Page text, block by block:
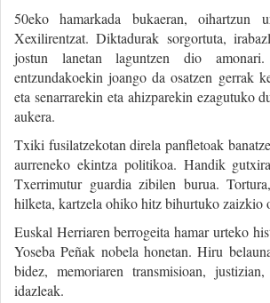
50eko hamarkada bukaeran, oihartzun
Xexilirentzat. Diktadurak sorgortuta,
jostun lanetan laguntzen dio
entzundakoekin joango da osatzen gerrak
eta senarrarekin eta ahizparekin ezagutuko
aukera.
Txiki fusilatzekotan direla panfletoak
aurreneko ekintza politikoa. Handik
Txerrimutur guardia zibilen burua.
hilketa, kartzela ohiko hitz bihurtuko zaizkio
Euskal Herriaren berrogeita hamar urteko
Yoseba Peñak nobela honetan. Hiru
bidez, memoriaren transmisioan,
idazleak.